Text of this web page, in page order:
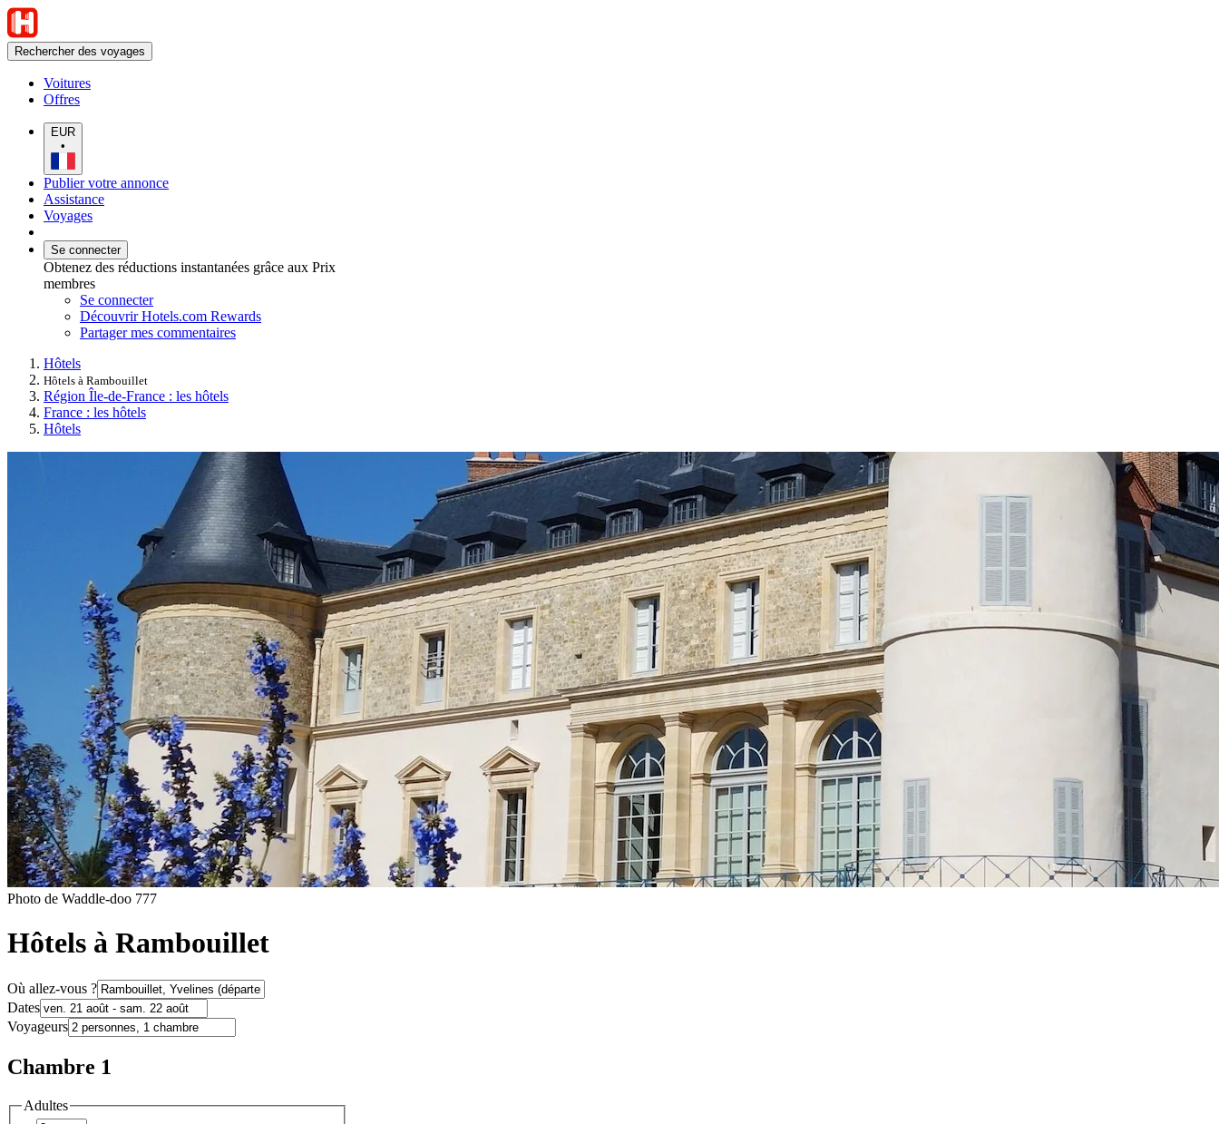
Rechercher des voyages
Voitures
Offres
EUR
•
Publier votre annonce
Assistance
Voyages
Se connecter
Obtenez des réductions instantanées grâce aux Prix
membres
Se connecter
Découvrir Hotels.com Rewards
Partager mes commentaires
Hôtels
Hôtels à Rambouillet
Région Île-de-France : les hôtels
France : les hôtels
Hôtels
Photo de Waddle-doo 777
Hôtels à Rambouillet
Où allez-vous ?
Dates
Voyageurs
Chambre 1
Adultes